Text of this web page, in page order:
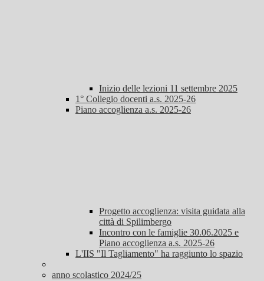
Inizio delle lezioni 11 settembre 2025
1° Collegio docenti a.s. 2025-26
Piano accoglienza a.s. 2025-26
Progetto accoglienza: visita guidata alla
città di Spilimbergo
Incontro con le famiglie 30.06.2025 e
Piano accoglienza a.s. 2025-26
L'IIS "Il Tagliamento" ha raggiunto lo spazio
anno scolastico 2024/25